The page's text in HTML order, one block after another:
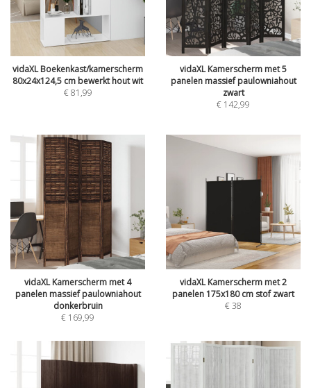
vidaXL Boekenkast/kamerscherm
80x24x124,5 cm bewerkt hout wit
€81,99
vidaXL Kamerscherm met 5
panelen massief paulowniahout
zwart
€ 142,99
vidaXL Kamerscherm met 4
panelen massief paulowniahout
donkerbruin
€ 169,99
vidaXL Kamerscherm met 2
panelen 175x180 cm stof zwart
€38